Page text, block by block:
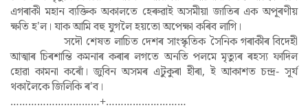
এগৰাকী মহান ব্যক্তিক অকালতে হেৰুৱাই অসমীয়া জাতিৰ এক অপূৰণীয়
ক্ষতি হ'ল। যাক আমি বহু যুগলৈ হয়তো অপেক্ষা কৰিব লাগি।
সদৌ শেষত লাচিত দেশৰ সাংস্কৃতিক সৈনিক গৰাকীৰ বিদেহী
আত্মাৰ চিৰশান্তি কমনাৰ কৰাৰ লগতে অনতি পলমে মৃত্যুৰ ৰহস্য ফাদিল
হোৱা কামনা কৰোঁ। জুবিন অসমৰ এটুকুৰা হীৰা, ই আকাশত চন্দ্ৰ- সূৰ্য
থকালৈকে জিলিকি ৰ'ব।
…………………………+………………………